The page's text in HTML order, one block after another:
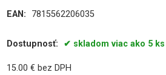
EAN:
7815562206035
Dostupnosť: skladom viac ako 5 ks
15.00 € bez DPH